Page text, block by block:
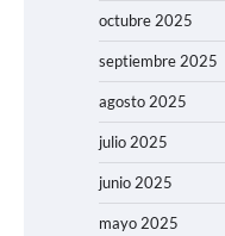
octubre 2025
septiembre 2025
agosto 2025
julio 2025
junio 2025
mayo 2025